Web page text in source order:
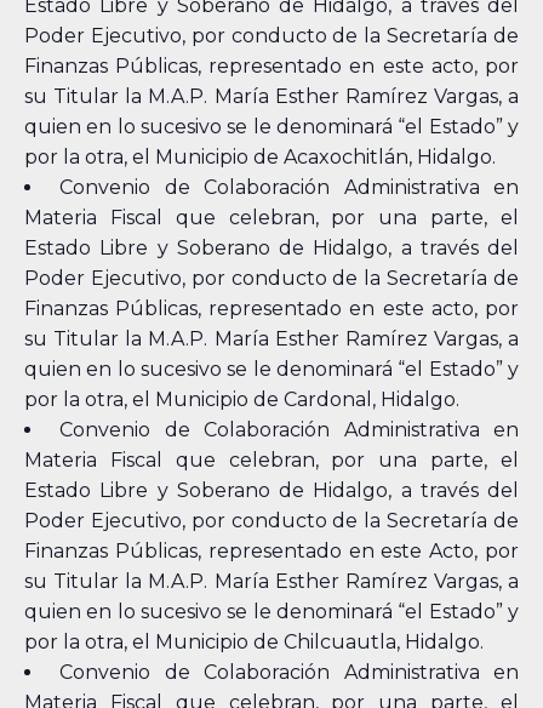
Estado Libre y Soberano de Hidalgo, a través del
Poder Ejecutivo, por conducto de la Secretaría de
Finanzas Públicas, representado en este acto, por
su Titular la M.A.P. María Esther Ramírez Vargas, a
quien en lo sucesivo se le denominará “el Estado” y
por la otra, el Municipio de Acaxochitlán, Hidalgo.
Convenio de Colaboración Administrativa en
Materia Fiscal que celebran, por una parte, el
Estado Libre y Soberano de Hidalgo, a través del
Poder Ejecutivo, por conducto de la Secretaría de
Finanzas Públicas, representado en este acto, por
su Titular la M.A.P. María Esther Ramírez Vargas, a
quien en lo sucesivo se le denominará “el Estado” y
por la otra, el Municipio de Cardonal, Hidalgo.
Convenio de Colaboración Administrativa en
Materia Fiscal que celebran, por una parte, el
Estado Libre y Soberano de Hidalgo, a través del
Poder Ejecutivo, por conducto de la Secretaría de
Finanzas Públicas, representado en este Acto, por
su Titular la M.A.P. María Esther Ramírez Vargas, a
quien en lo sucesivo se le denominará “el Estado” y
por la otra, el Municipio de Chilcuautla, Hidalgo.
Convenio de Colaboración Administrativa en
Materia Fiscal que celebran, por una parte, el